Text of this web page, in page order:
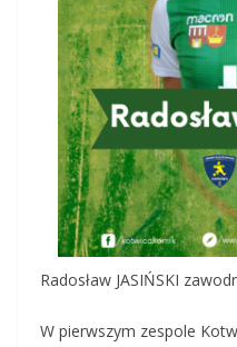
Radosław JASIŃSKI
W pierwszym zespole